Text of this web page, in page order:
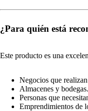
¿Para quién está
Este producto es una
Negocios que
Almacenes y bodegas.
Personas que
Emprendimientos de